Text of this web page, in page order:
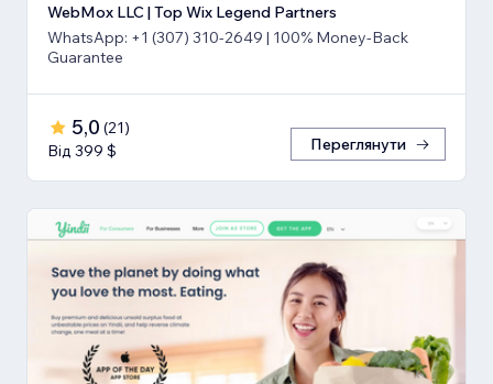
WebMox LLC | Top Wix Legend Partners
WhatsApp: +1 (307) 310-2649 | 100% Money-Back
Guarantee
5,0 (21)
Від 399 $
Переглянути